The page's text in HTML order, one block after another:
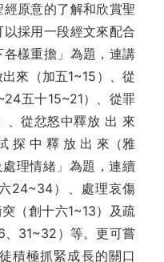
原意的了解和欣賞聖
採用一段經文來配合
樣重擔」為題，連講
來（加五1~15）、從
五十15~21）、從罪
、從忿怒中釋放 出 來
探 中 釋 放 出 來（雅
理情緒」為題，連續
24~34）、處理哀傷
（創十六1~13）及疏
31~32）等。更可嘗
積極抓緊成長的關口